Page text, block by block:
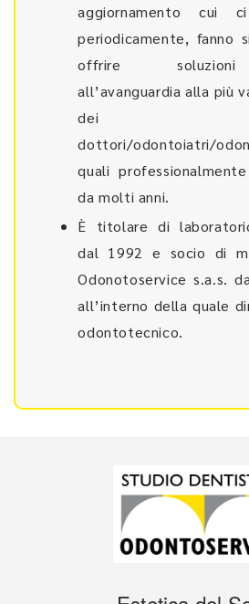
aggiornamento cui
periodicamente, fanno
offrire
all’avanguardia alla più
dei
dottori/odontoiatri/
quali
da molti anni.
È titolare di
dal 1992 e socio di
Odonotoservice s.a.s.
all’interno della quale
odontotecnico.